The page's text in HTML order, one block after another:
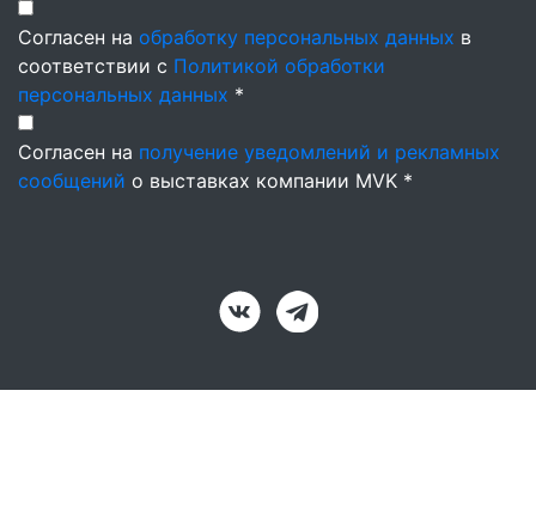
Согласен на обработку персональных данных в
соответствии с Политикой обработки
персональных данных *
Согласен на получение уведомлений и рекламных
сообщений о выставках компании MVK *